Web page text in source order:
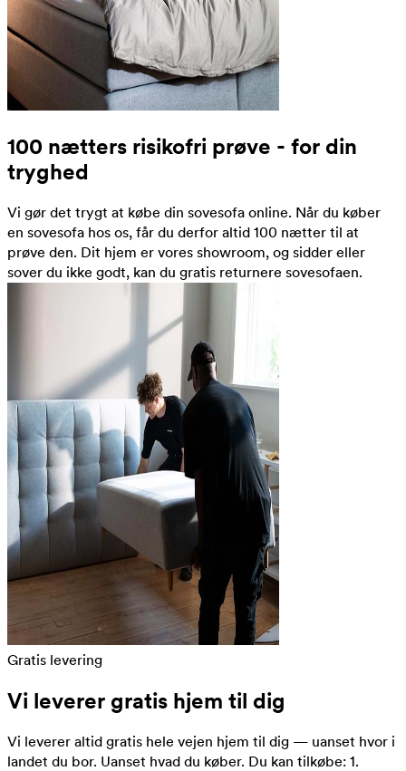
100 nætters risikofri prøve - for din
tryghed
Vi gør det trygt at købe din sovesofa online. Når du køber
en sovesofa hos os, får du derfor altid 100 nætter til at
prøve den. Dit hjem er vores showroom, og sidder eller
sover du ikke godt, kan du gratis returnere sovesofaen.
Gratis levering
Vi leverer gratis hjem til dig
Vi leverer altid gratis hele vejen hjem til dig — uanset hvor i
landet du bor. Uanset hvad du køber. Du kan tilkøbe: 1.